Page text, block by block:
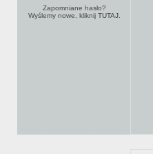
Zapomniane hasło?
Wyślemy nowe, kliknij TUTAJ.